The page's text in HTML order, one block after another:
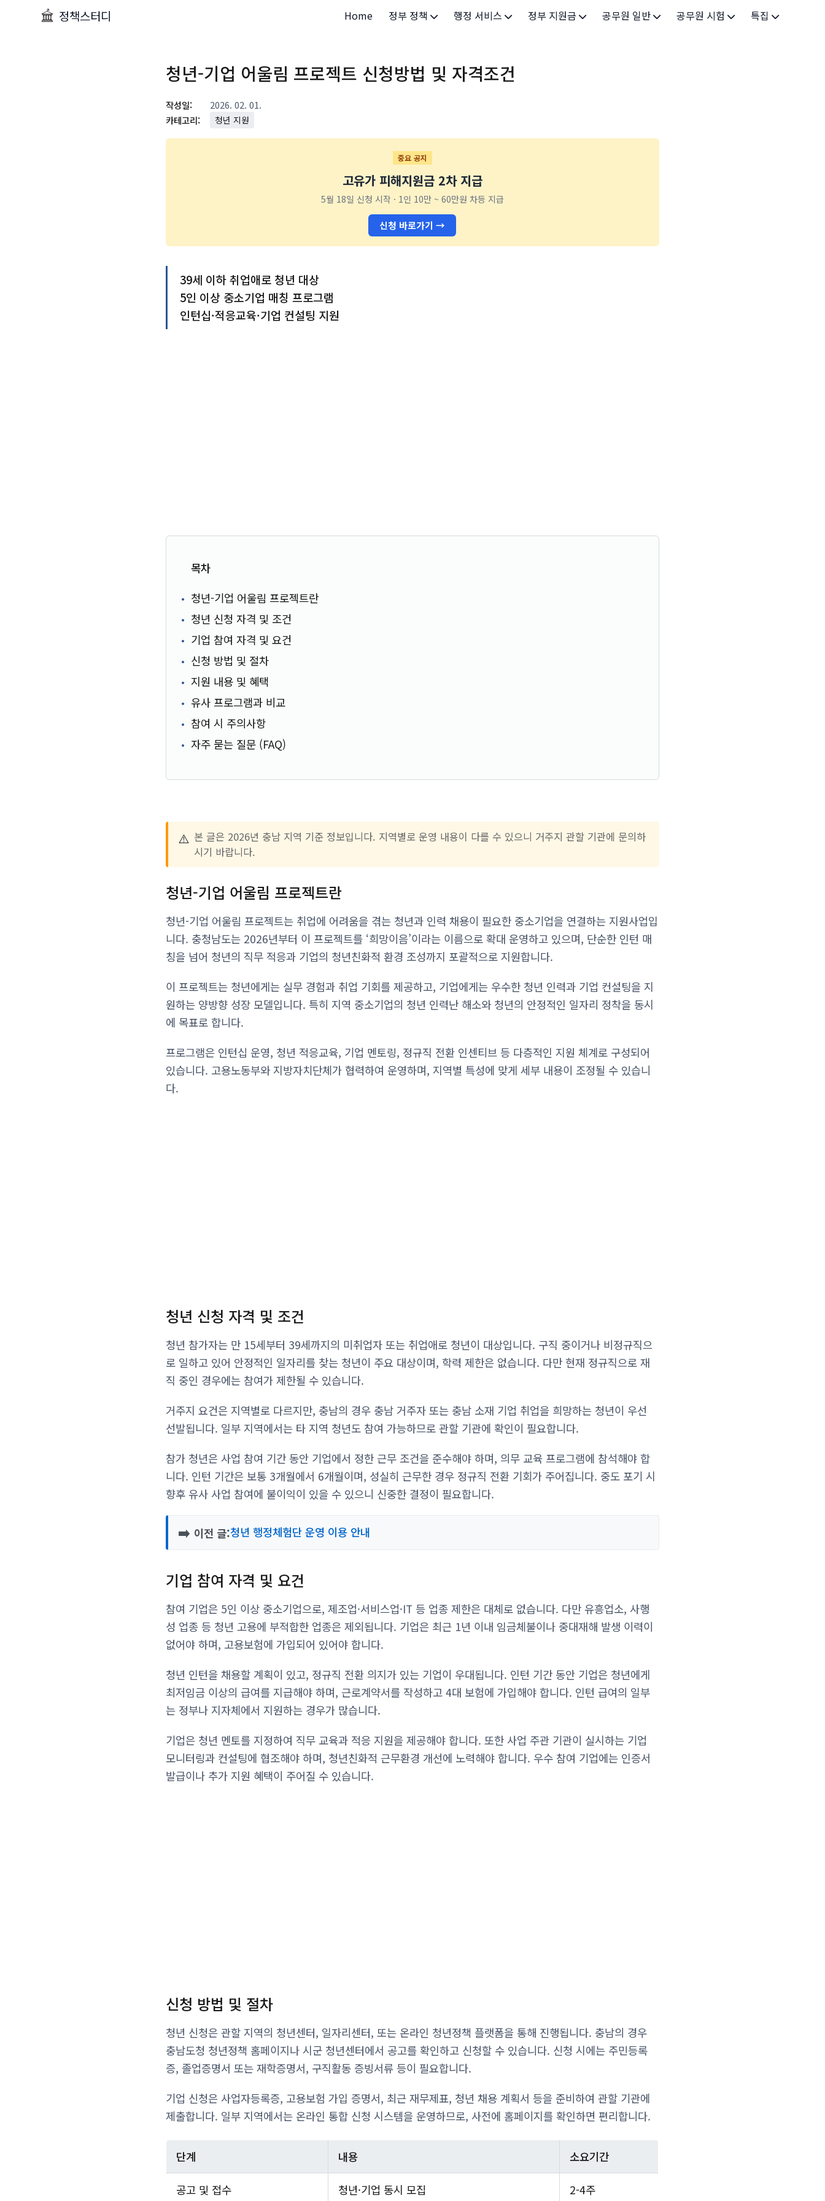
정책스터디 Home 정부 정책
정부 정책
행정 서비스
보조금24
세무/납부
기타 서비스
정부 지원금 공무원 일반 공무원 시험 특집
청년-기업 어울림 프로젝트 신청방법 및 자격조건
작성일:
2026. 02. 01.
카테고리:
청년 지원
중요 공지
고유가 피해지원금 2차 지급
5월 18일 신청 시작 · 1인 10만 ~ 60만원 차등 지급
신청 바로가기 →
39세 이하 취업애로 청년 대상
5인 이상 중소기업 매칭 프로그램
인턴십·적응교육·기업 컨설팅 지원
목차
청년-기업 어울림 프로젝트란
청년 신청 자격 및 조건
기업 참여 자격 및 요건
신청 방법 및 절차
지원 내용 및 혜택
유사 프로그램과 비교
참여 시 주의사항
자주 묻는 질문 (FAQ)
⚠️ 본 글은 2026년 충남 지역 기준 정보입니다. 지역별로 운영 내용이 다를 수 있으니 거주지 관할 기관에 문의하
시기 바랍니다.
청년-기업 어울림 프로젝트란
청년-기업 어울림 프로젝트는 취업에 어려움을 겪는 청년과 인력 채용이 필요한 중소기업을 연결하는 지원사업입
니다. 충청남도는 2026년부터 이 프로젝트를 ‘희망이음’이라는 이름으로 확대 운영하고 있으며, 단순한 인턴 매
칭을 넘어 청년의 직무 적응과 기업의 청년친화적 환경 조성까지 포괄적으로 지원합니다.
이 프로젝트는 청년에게는 실무 경험과 취업 기회를 제공하고, 기업에게는 우수한 청년 인력과 기업 컨설팅을 지
원하는 양방향 성장 모델입니다. 특히 지역 중소기업의 청년 인력난 해소와 청년의 안정적인 일자리 정착을 동시
에 목표로 합니다.
프로그램은 인턴십 운영, 청년 적응교육, 기업 멘토링, 정규직 전환 인센티브 등 다층적인 지원 체계로 구성되어
있습니다. 고용노동부와 지방자치단체가 협력하여 운영하며, 지역별 특성에 맞게 세부 내용이 조정될 수 있습니
다.
청년 신청 자격 및 조건
청년 참가자는 만 15세부터 39세까지의 미취업자 또는 취업애로 청년이 대상입니다. 구직 중이거나 비정규직으
로 일하고 있어 안정적인 일자리를 찾는 청년이 주요 대상이며, 학력 제한은 없습니다. 다만 현재 정규직으로 재
직 중인 경우에는 참여가 제한될 수 있습니다.
거주지 요건은 지역별로 다르지만, 충남의 경우 충남 거주자 또는 충남 소재 기업 취업을 희망하는 청년이 우선
선발됩니다. 일부 지역에서는 타 지역 청년도 참여 가능하므로 관할 기관에 확인이 필요합니다.
참가 청년은 사업 참여 기간 동안 기업에서 정한 근무 조건을 준수해야 하며, 의무 교육 프로그램에 참석해야 합
니다. 인턴 기간은 보통 3개월에서 6개월이며, 성실히 근무한 경우 정규직 전환 기회가 주어집니다. 중도 포기 시
향후 유사 사업 참여에 불이익이 있을 수 있으니 신중한 결정이 필요합니다.
➡️ 이전 글:청년 행정체험단 운영 이용 안내
기업 참여 자격 및 요건
참여 기업은 5인 이상 중소기업으로, 제조업·서비스업·IT 등 업종 제한은 대체로 없습니다. 다만 유흥업소, 사행
성 업종 등 청년 고용에 부적합한 업종은 제외됩니다. 기업은 최근 1년 이내 임금체불이나 중대재해 발생 이력이
없어야 하며, 고용보험에 가입되어 있어야 합니다.
청년 인턴을 채용할 계획이 있고, 정규직 전환 의지가 있는 기업이 우대됩니다. 인턴 기간 동안 기업은 청년에게
최저임금 이상의 급여를 지급해야 하며, 근로계약서를 작성하고 4대 보험에 가입해야 합니다. 인턴 급여의 일부
는 정부나 지자체에서 지원하는 경우가 많습니다.
기업은 청년 멘토를 지정하여 직무 교육과 적응 지원을 제공해야 합니다. 또한 사업 주관 기관이 실시하는 기업
모니터링과 컨설팅에 협조해야 하며, 청년친화적 근무환경 개선에 노력해야 합니다. 우수 참여 기업에는 인증서
발급이나 추가 지원 혜택이 주어질 수 있습니다.
신청 방법 및 절차
청년 신청은 관할 지역의 청년센터, 일자리센터, 또는 온라인 청년정책 플랫폼을 통해 진행됩니다. 충남의 경우
충남도청 청년정책 홈페이지나 시군 청년센터에서 공고를 확인하고 신청할 수 있습니다. 신청 시에는 주민등록
증, 졸업증명서 또는 재학증명서, 구직활동 증빙서류 등이 필요합니다.
기업 신청은 사업자등록증, 고용보험 가입 증명서, 최근 재무제표, 청년 채용 계획서 등을 준비하여 관할 기관에
제출합니다. 일부 지역에서는 온라인 통합 신청 시스템을 운영하므로, 사전에 홈페이지를 확인하면 편리합니다.
단계 내용 소요기간
공고 및 접수 청년·기업 동시 모집 2-4주